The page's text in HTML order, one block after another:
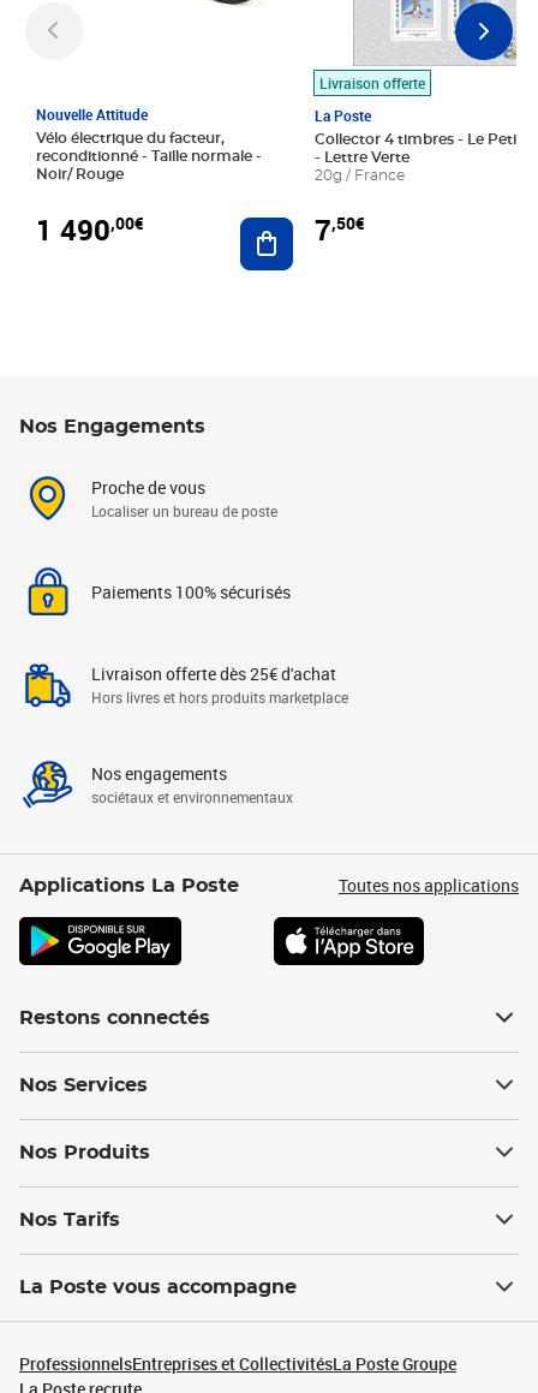
Nouvelle Attitude
Vélo électrique du facteur,
reconditionné - Taille normale -
Noir/ Rouge
1 490,00€ Ajouter au panier
Livraison offerte
La Poste
Collector 4 timbres - Le Petit
- Lettre Verte
20g / France
7,50€
Nos Engagements
Proche de vous
Localiser un bureau de poste
Paiements 100% sécurisés
Livraison offerte dès 25€ d'achat
Hors livres et hors produits marketplace
Nos engagements
sociétaux et environnementaux
Applications La Poste Toutes nos applications
Restons connectés
Nos Services
Nos Produits
Nos Tarifs
La Poste vous accompagne
ProfessionnelsEntreprises et CollectivitésLa Poste Groupe